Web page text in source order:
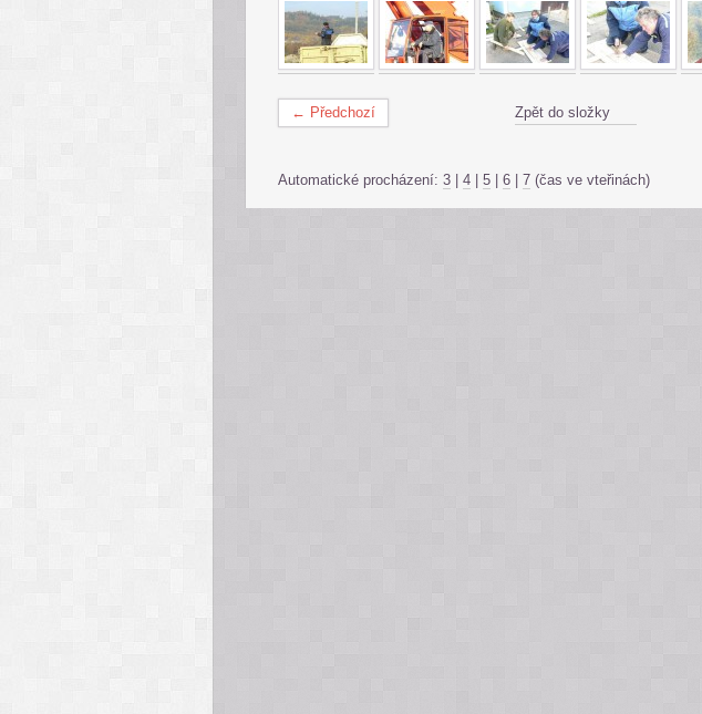
← Předchozí Zpět do složky
Automatické procházení: 3 4 5 6 7 (čas ve vteřinách)